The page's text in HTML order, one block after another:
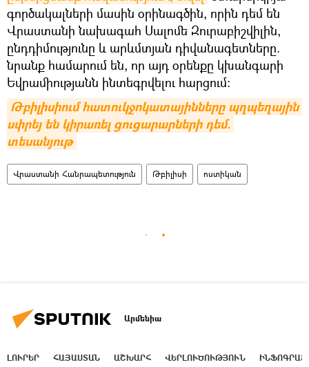
գործակալների մասին օրինագծին, որին դեմ են
Վրաստանի նախագահ Սալոմե Զուրաբիշվիլին,
ընդդիմությունը և արևմտյան դիվանագետները.
նրանք համարում են, որ այդ օրենքը կխանգարի
Եվրամիությանն ինտեգրվելու հարցում։
Թբիլիսիում հատուկջոկատայինները պղպեղային
սփրեյ են կիրառել ցուցարարների դեմ.
տեսանյութ
Վրաստանի Հանրապետություն Թբիլիսի ոստիկան
Արմենիա
ԼՈՒՐԵՐ ՀԱՅԱՍՏԱՆ ԱՇԽԱՐՀ ՎԵՐԼՈՒԾՈՒԹՅՈՒՆ